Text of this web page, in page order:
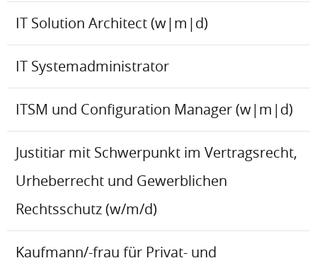
IT Solution Architect (w|m|d)
IT Systemadministrator
ITSM und Configuration Manager (w|m|d)
Justitiar mit Schwerpunkt im Vertragsrecht,
Urheberrecht und Gewerblichen
Rechtsschutz (w/m/d)
Kaufmann/-frau für Privat- und